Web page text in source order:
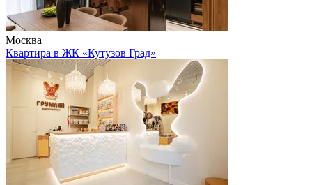
Москва
Квартира в ЖК «Кутузов Град»